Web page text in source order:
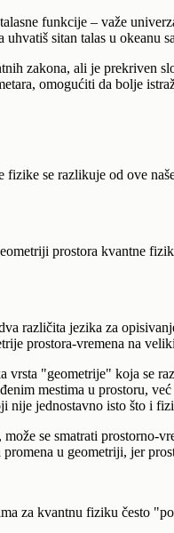
funkcije – važe
sitan talas u
zakona, ali je prekriven
omogućiti da bolje
se razlikuje od ove
prostora kvantne
različita jezika za
prostora-vremena na
"geometrije" koja se
mestima u prostoru,
nije jednostavno isto što i
se smatrati
u geometriji, jer
za kvantnu fiziku često